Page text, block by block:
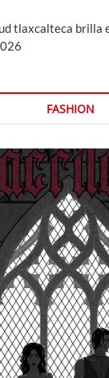
tlaxcalteca brilla
FASHION